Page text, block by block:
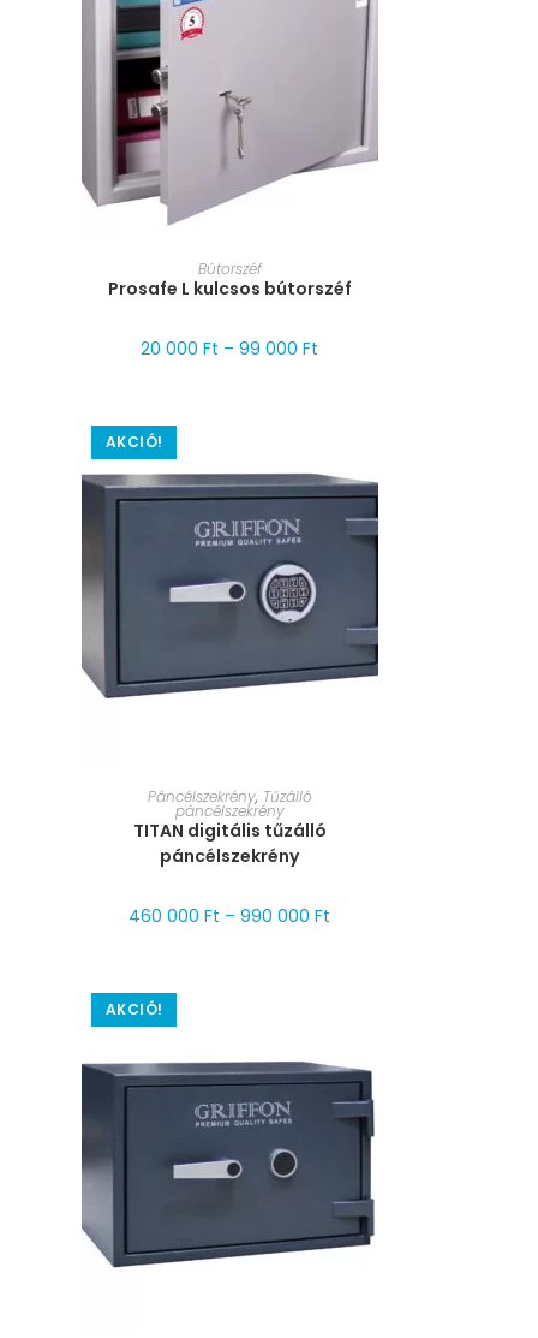
MÉRET VÁLASZTÁSA
Bútorszéf
Prosafe L kulcsos bútorszéf
20 000Ft –99 000Ft
AKCIÓ!
MÉRET VÁLASZTÁSA
Páncélszekrény, Tűzálló
páncélszekrény
TITAN digitális tűzálló
páncélszekrény
460 000Ft –990 000Ft
AKCIÓ!